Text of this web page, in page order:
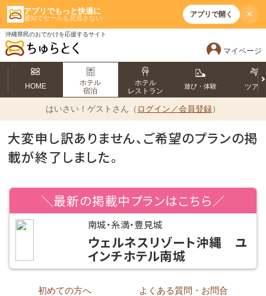
アプリでもっと快適に
通知でセールも見逃さない アプリで開く ×
沖縄県民のおでかけを応援するサイト
マイページ
HOME
ホテル
宿泊
ホテル
レストラン
遊び・体験 ツアー
はいさい！ ゲストさん（ ログイン／会員登録）
大変申し訳ありません、ご希望のプランの掲
載が終了しました。
＼最新の掲載中プランはこちら／
南城・糸満・豊見城
ウェルネスリゾート沖縄 ユ
インチホテル南城
初めての方へ
よくある質問・お問合